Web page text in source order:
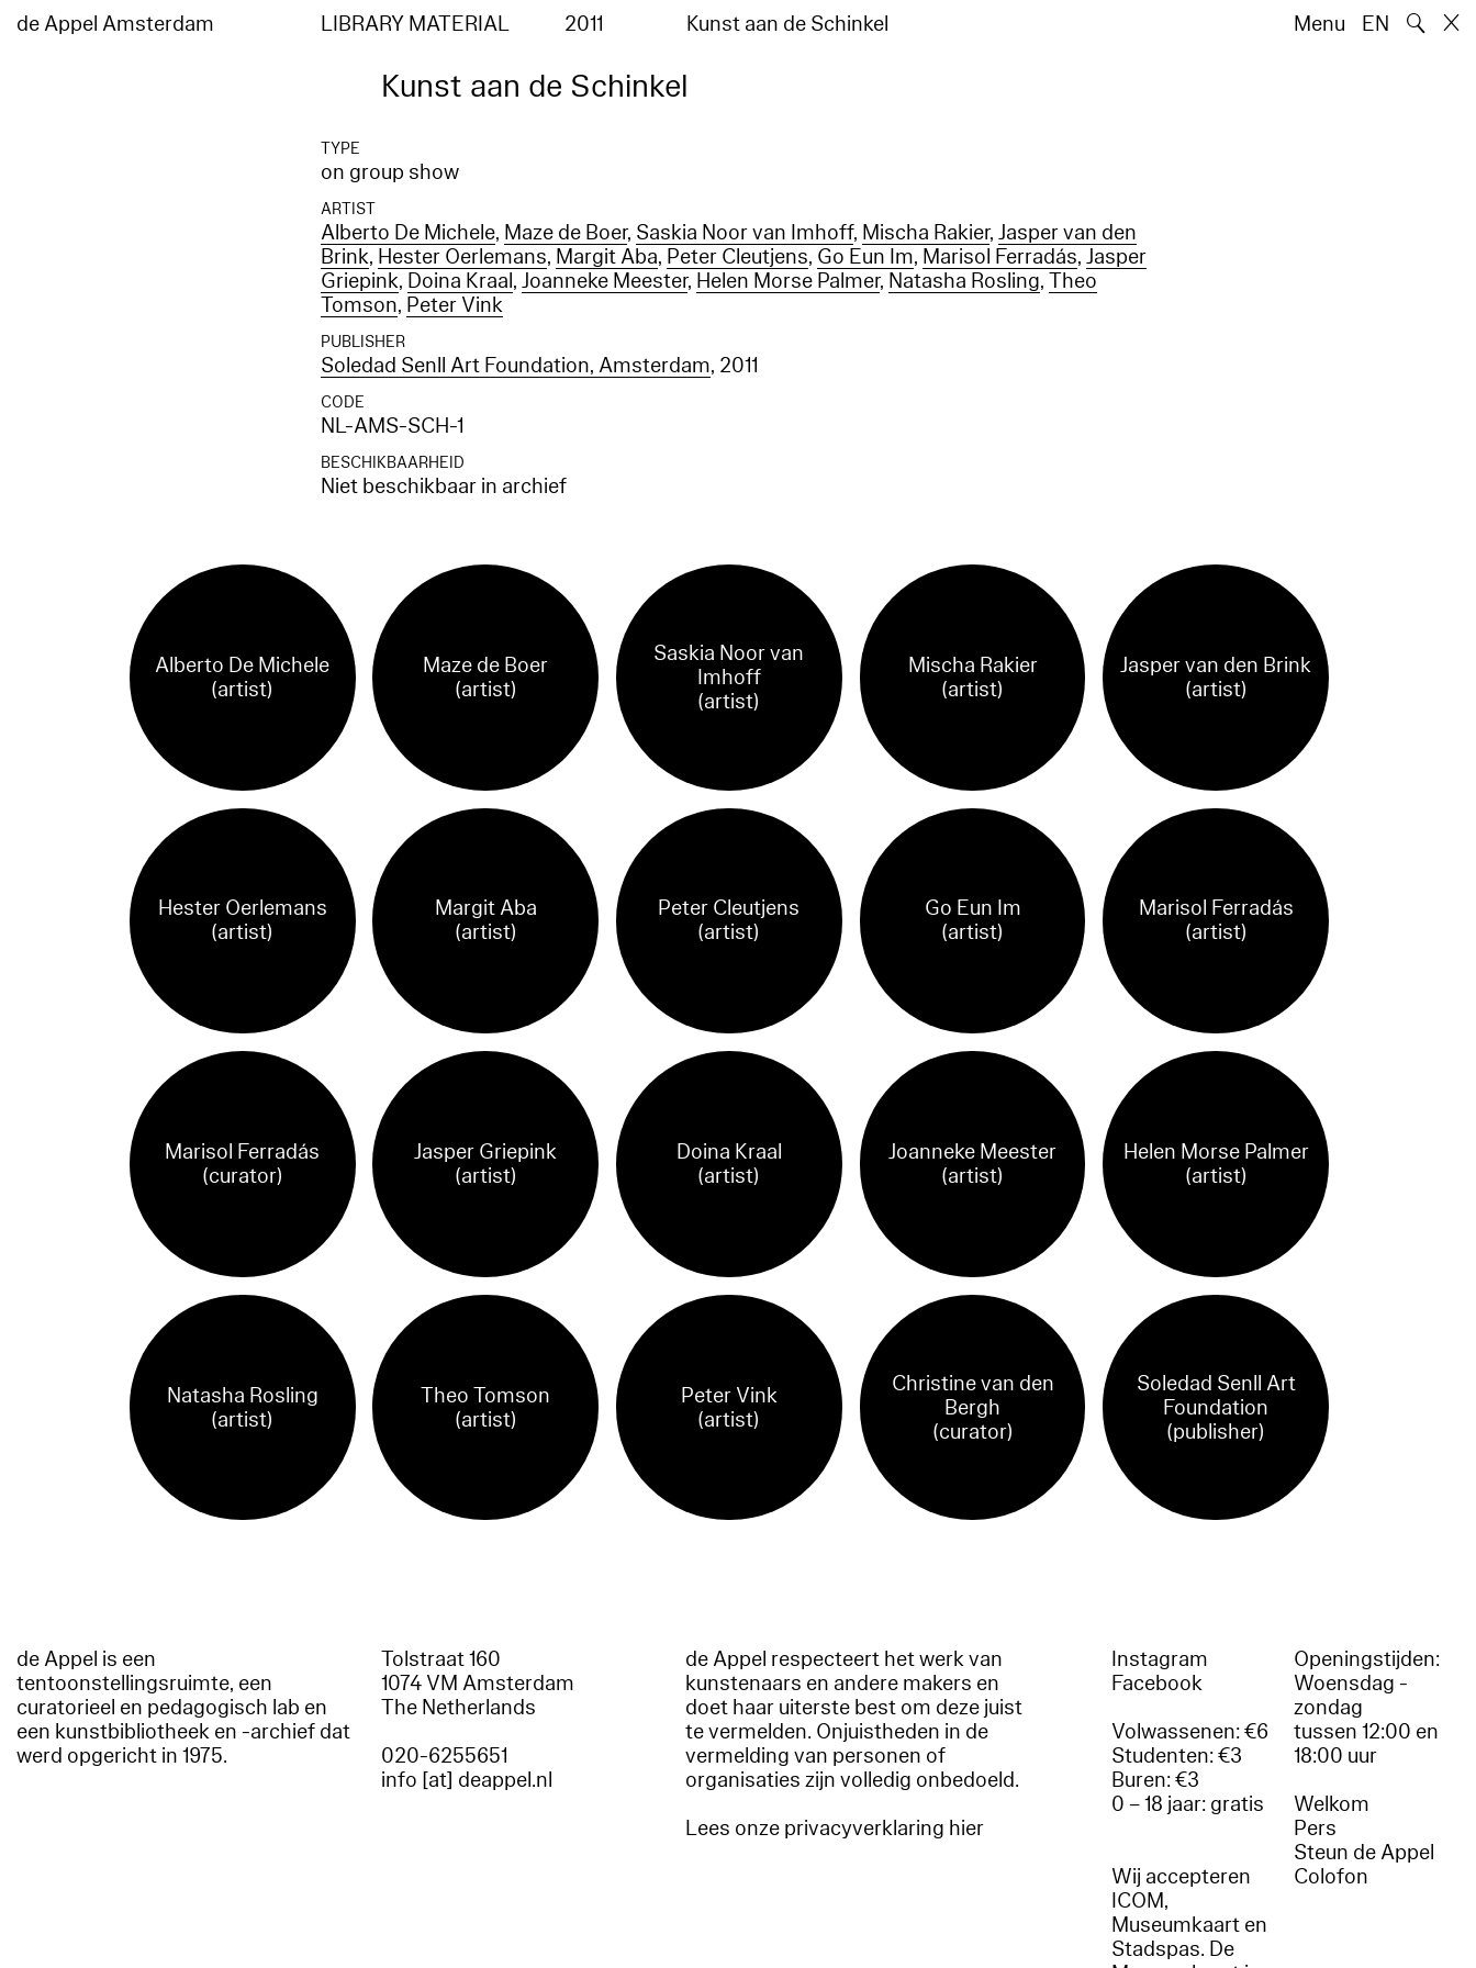
de Appel Amsterdam LIBRARY MATERIAL 2011 Kunst aan de Schinkel Menu EN 🔍
Kunst aan de Schinkel
TYPE
on group show
ARTIST
Alberto De Michele, Maze de Boer, Saskia Noor van Imhoff, Mischa Rakier,Jasper van den
Brink, Hester Oerlemans, Margit Aba, Peter Cleutjens, Go Eun Im, Marisol Ferradás,Jasper
Griepink, Doina Kraal,Joanneke Meester, Helen Morse Palmer, Natasha Rosling,Theo
Tomson, Peter Vink
PUBLISHER
Soledad Senll Art Foundation, Amsterdam, 2011
CODE
NL-AMS-SCH-1
BESCHIKBAARHEID
Niet beschikbaar in archief
Alberto De Michele
(artist)
Maze de Boer
(artist)
Saskia Noor van
Imhoff
(artist)
Mischa Rakier
(artist)
Jasper van den Brink
(artist)
Hester Oerlemans
(artist)
Margit Aba
(artist)
Peter Cleutjens
(artist)
Go Eun Im
(artist)
Marisol Ferradás
(artist)
Marisol Ferradás
(curator)
Jasper Griepink
(artist)
Doina Kraal
(artist)
Joanneke Meester
(artist)
Helen Morse Palmer
(artist)
Natasha Rosling
(artist)
Theo Tomson
(artist)
Peter Vink
(artist)
Christine van den
Bergh
(curator)
Soledad Senll Art
Foundation
(publisher)
de Appel is een
tentoonstellingsruimte, een
curatorieel en pedagogisch lab en
een kunstbibliotheek en -archief dat
werd opgericht in 1975.
Tolstraat 160
1074 VM Amsterdam
The Netherlands
020-6255651
info [at] deappel.nl
de Appel respecteert het werk van
kunstenaars en andere makers en
doet haar uiterste best om deze juist
te vermelden. Onjuistheden in de
vermelding van personen of
organisaties zijn volledig onbedoeld.
Lees onze privacyverklaring hier
Instagram
Facebook
Volwassenen: €6
Studenten: €3
Buren: €3
0 – 18 jaar: gratis
Wij accepteren
ICOM,
Museumkaart en
Stadspas. De
Openingstijden:
Woensdag -
zondag
tussen 12:00 en
18:00 uur
Welkom
Pers
Steun de Appel
Colofon